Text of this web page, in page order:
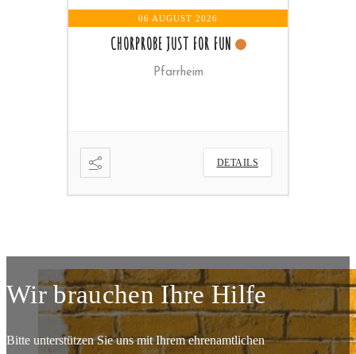
06 AUGUST 2026
CHORPROBE JUST FOR FUN
Pfarrheim
DETAILS
Wir brauchen Ihre Hilfe
Bitte unterstützen Sie uns mit Ihrem ehrenamtlichen